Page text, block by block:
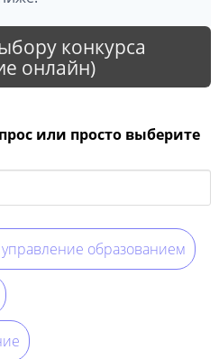
конкурса
онлайн)
или просто выберите
управление образованием